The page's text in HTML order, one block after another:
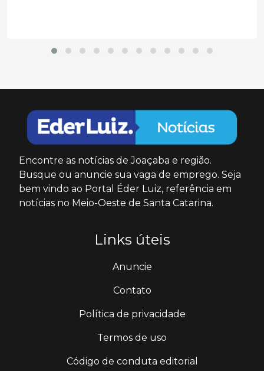
Encontre as notícias de Joaçaba e região.
Busque ou anuncie sua vaga de emprego. Seja
bem vindo ao Portal Éder Luiz, referência em
notícias no Meio-Oeste de Santa Catarina.
Links úteis
Anuncie
Contato
Política de privacidade
Termos de uso
Código de conduta editorial